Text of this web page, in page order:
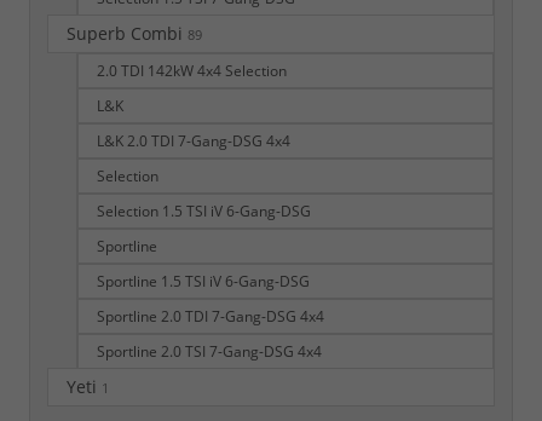
Superb Combi 89
2.0 TDI 142kW 4x4 Selection
L&K
L&K 2.0 TDI 7-Gang-DSG 4x4
Selection
Selection 1.5 TSI iV 6-Gang-DSG
Sportline
Sportline 1.5 TSI iV 6-Gang-DSG
Sportline 2.0 TDI 7-Gang-DSG 4x4
Sportline 2.0 TSI 7-Gang-DSG 4x4
Yeti 1